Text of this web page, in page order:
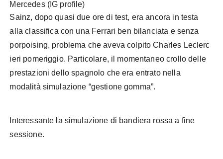
Mercedes (IG profile)
Sainz, dopo quasi due ore di test, era ancora in testa
alla classifica con una Ferrari ben bilanciata e senza
porpoising, problema che aveva colpito Charles Leclerc
ieri pomeriggio. Particolare, il momentaneo crollo delle
prestazioni dello spagnolo che era entrato nella
modalità simulazione “gestione gomma”.
Interessante la simulazione di bandiera rossa a fine
sessione.